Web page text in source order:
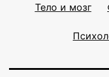
Тело и мозг